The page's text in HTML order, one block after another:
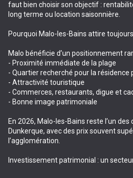
faut bien choisir son objectif :
long terme ou location saisonnière.
Pourquoi Malo-les-Bains attire
Malo bénéficie d’un positionnement
- Proximité immédiate de la plage
- Quartier recherché pour la résidence
- Attractivité touristique
- Commerces, restaurants, digue et
- Bonne image patrimoniale
En 2026, Malo-les-Bains reste l’un
Dunkerque, avec des prix souvent
l’agglomération.
Investissement patrimonial : un